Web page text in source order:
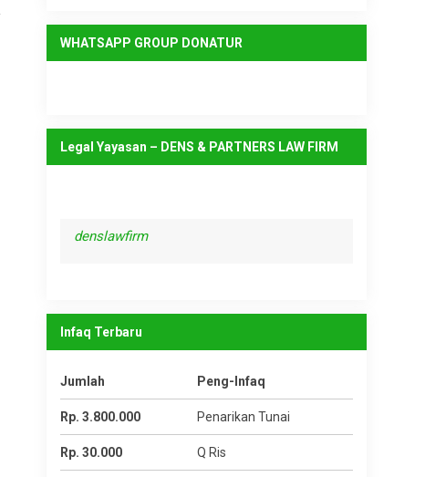
WHATSAPP GROUP DONATUR
Legal Yayasan – DENS & PARTNERS LAW FIRM
denslawfirm
Infaq Terbaru
Jumlah Peng-Infaq
Rp. 3.800.000 Penarikan Tunai
Rp. 30.000 Q Ris